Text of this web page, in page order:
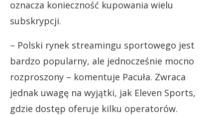
oznacza konieczność kupowania wielu
subskrypcji.
– Polski rynek streamingu sportowego jest
bardzo popularny, ale jednocześnie mocno
rozproszony – komentuje Pacuła. Zwraca
jednak uwagę na wyjątki, jak Eleven Sports,
gdzie dostęp oferuje kilku operatorów.